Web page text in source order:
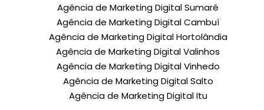
Agência de Marketing Digital Sumaré
Agência de Marketing Digital Cambuí
Agência de Marketing Digital Hortolândia
Agência de Marketing Digital Valinhos
Agência de Marketing Digital Vinhedo
Agência de Marketing Digital Salto
Agência de Marketing Digital Itu